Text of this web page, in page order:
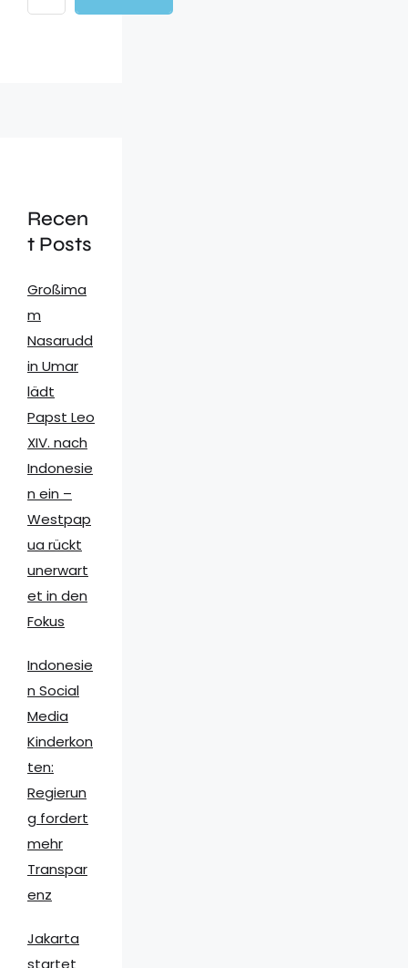
Recen
t Posts
Großima
m
Nasarudd
in Umar
lädt
Papst Leo
XIV. nach
Indonesie
n ein –
Westpap
ua rückt
unerwart
et in den
Fokus
Indonesie
n Social
Media
Kinderkon
ten:
Regierun
g fordert
mehr
Transpar
enz
Jakarta
startet